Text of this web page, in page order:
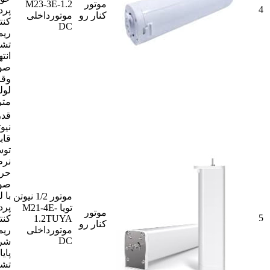
4
موتور
کنار رو
M23-3E-1.2
موتورداخلی
DC
5
موتور
کنار رو
موتور 1/2 نیوتن
تویا M21-4E-
1.2TUYA
موتورداخلی
DC